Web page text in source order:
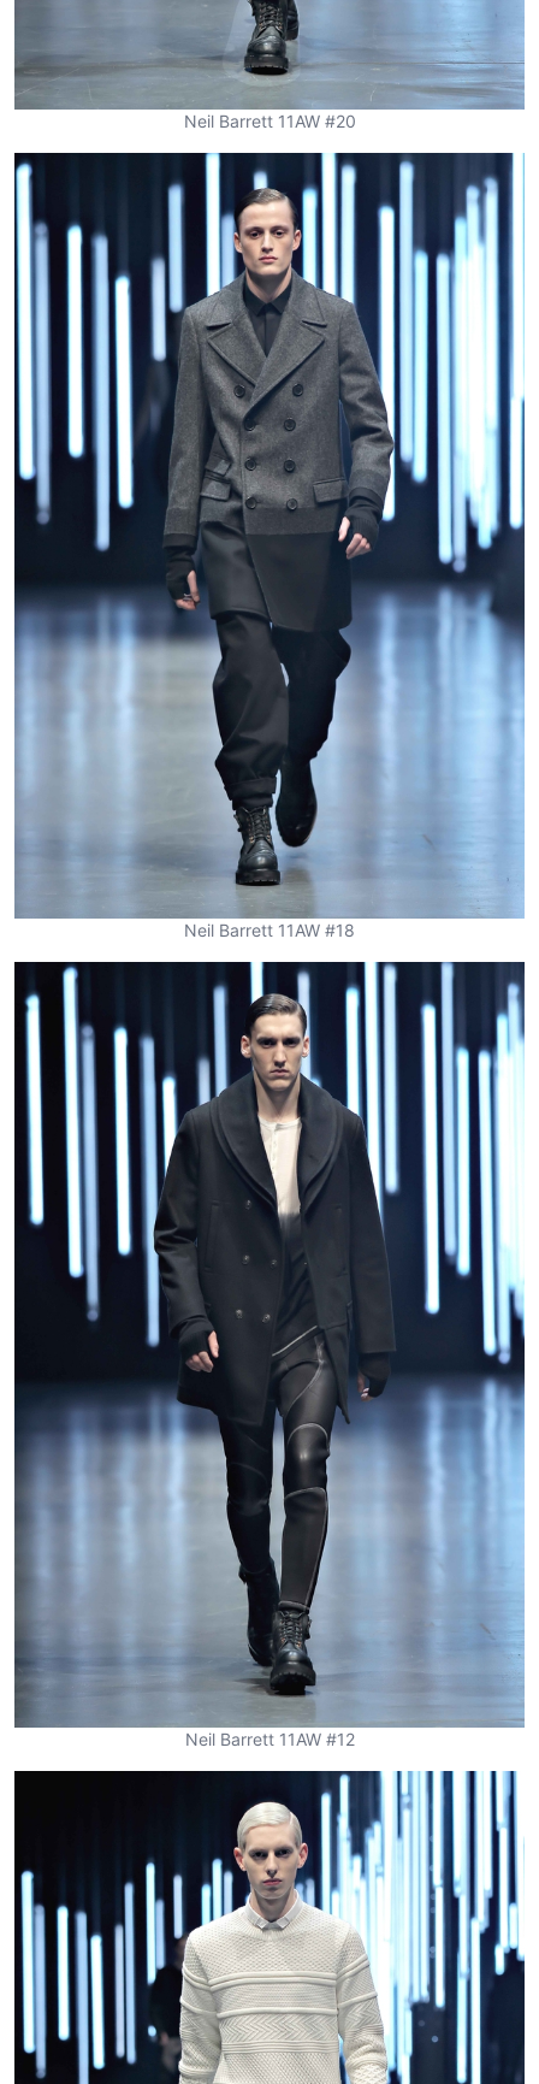
Neil Barrett 11AW #20
Neil Barrett 11AW #18
Neil Barrett 11AW #12